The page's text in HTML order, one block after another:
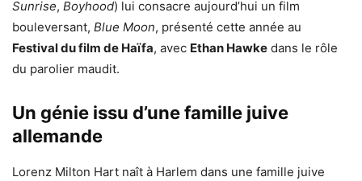
Sunrise, Boyhood) lui consacre aujourd’hui un film
bouleversant, Blue Moon, présenté cette année au
Festival du film de Haïfa, avec Ethan Hawke dans le rôle
du parolier maudit.
Un génie issu d’une famille juive
allemande
Lorenz Milton Hart naît à Harlem dans une famille juive